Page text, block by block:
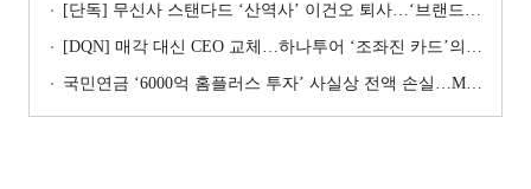
[단독] 무신사 스탠다드 ‘산역사’ 이건오 퇴사…‘브랜드 정체성’ 전환점 맞나
[DQN] 매각 대신 CEO 교체…하나투어 ‘조좌진 카드’의 속내 [Z-스코어 기업가치 바로보기]
국민연금 ‘6000억 홈플러스 투자’ 사실상 전액 손실…MBK 책임론 재점화